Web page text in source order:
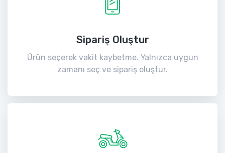
Sipariş Oluştur
Ürün seçerek vakit kaybetme. Yalnızca uygun
zamanı seç ve sipariş oluştur.